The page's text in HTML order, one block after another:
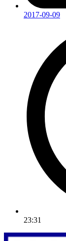
2017-09-09
23:31